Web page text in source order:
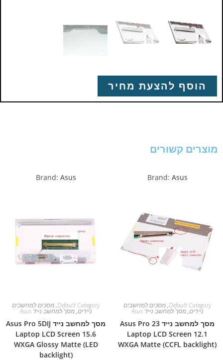
הוסף להצעת מחיר
מוצרים קשורים
Brand: Asus
Default Category
,מסכים למחשבים
ניידים,מסך למחשב נייד Asus
מסך למחשב נייד Asus Pro 23
Laptop LCD Screen 12.1
WXGA Matte (CCFL backlight)
Brand: Asus
Default Category
,מסכים למחשבים
ניידים,מסך למחשב נייד Asus
מסך למחשב נייד Asus Pro 5DIJ
Laptop LCD Screen 15.6
WXGA Glossy Matte (LED
backlight)